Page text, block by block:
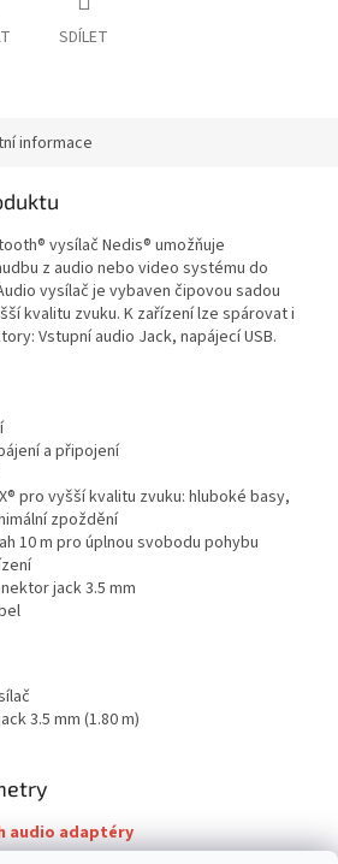
SDÍLET
informace
vysílač Nedis® umožňuje
z audio nebo video systému do
vysílač je vybaven čipovou sadou
kvalitu zvuku. K zařízení lze spárovat i
Vstupní audio Jack, napájecí USB.
a připojení
pro vyšší kvalitu zvuku: hluboké basy,
zpoždění
10 m pro úplnou svobodu pohybu
jack 3.5 mm
3.5 mm (1.80 m)
audio adaptéry